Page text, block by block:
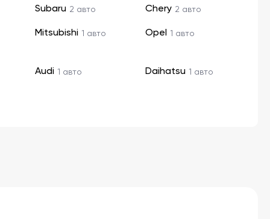
Subaru 2 авто Chery 2 авто
Mitsubishi 1 авто Opel 1 авто
Audi 1 авто Daihatsu 1 авто